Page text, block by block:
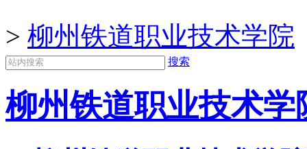
> 柳州铁道职业技术学院
搜索
柳州铁道职业技术学